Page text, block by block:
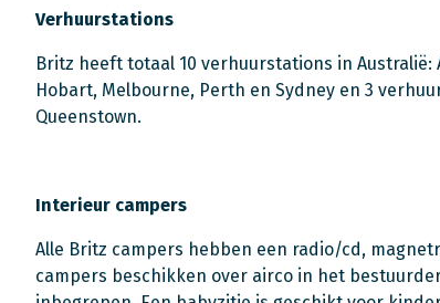
Verhuurstations
Britz heeft totaal 10 verhuurstations in Australië:
Hobart, Melbourne, Perth en Sydney en 3
Queenstown.
Interieur campers
Alle Britz campers hebben een radio/cd,
campers beschikken over airco in het